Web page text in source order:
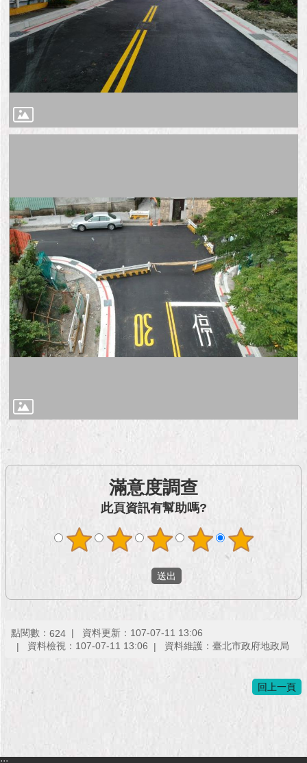
府
網
站
放
宣
告
及
資
訊
安
全
政
策
RSS
聯
絡
（陳
情
系
滿意度調查
此頁資訊有幫助嗎?
點閱數： 624
資料更新：107-07-11 13:06
資料檢視：107-07-11 13:06
資料維護：臺北市政府地政局
回上一頁